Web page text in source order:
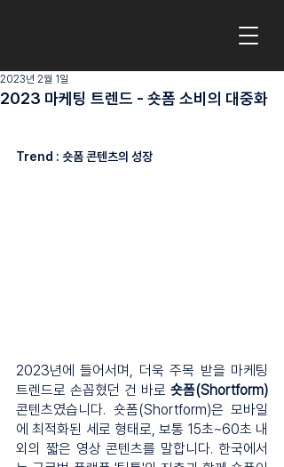
2023 마케팅 트렌드 - 숏폼 소비의 대중화
2023년 2월 1일
Trend : 숏폼 콘텐츠의 성장
2023년에 들어서며, 더욱 주목 받을 마케팅
트렌드로 손꼽혔던 건 바로 숏폼(Shortform)
콘텐츠였습니다. 숏폼(Shortform)은 모바일
에 최적화된 세로 형태로, 보통 15초~60초 내
외의 짧은 영상 콘텐츠를 말합니다. 한국에서